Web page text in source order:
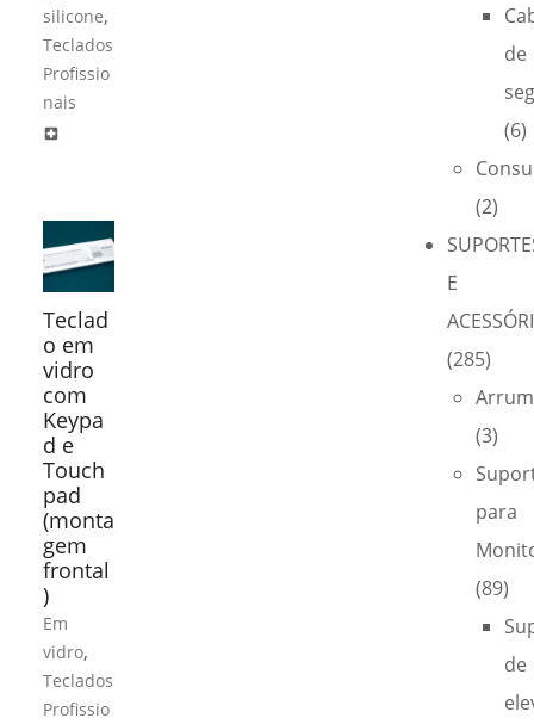
silicone,
Teclados
Profissio
nais
local_hospital
Teclad
o em
vidro
com
Keypa
d e
Touch
pad
(monta
gem
frontal
)
Em
vidro,
Teclados
Profissio
de
(6)
(2)
E
(285)
(3)
para
(89)
de